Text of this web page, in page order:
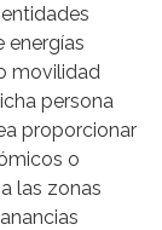
energías
movilidad
persona
proporcionar
o
las zonas